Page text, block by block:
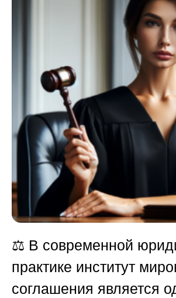
⚖️ В современной
практике институт
соглашения является